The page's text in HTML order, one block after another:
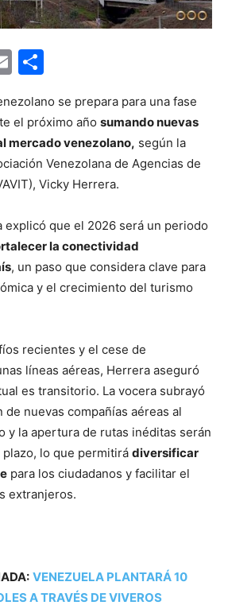
Email
se prepara para una fase
el próximo año sumando nuevas
mercado venezolano, según la
Venezolana de Agencias de
Vicky Herrera.
explicó que el 2026 será un periodo
la conectividad
, un paso que considera clave para
y el crecimiento del turismo
recientes y el cese de
líneas aéreas, Herrera aseguró
es transitorio. La vocera subrayó
nuevas compañías aéreas al
y la apertura de rutas inéditas serán
lo que permitirá diversificar
para los ciudadanos y facilitar el
extranjeros.
VENEZUELA PLANTARÁ 10
A TRAVÉS DE VIVEROS